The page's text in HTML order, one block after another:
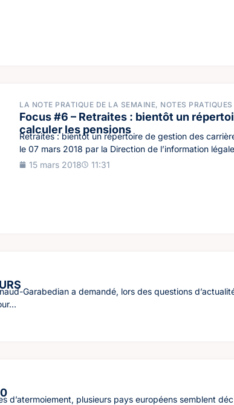
LA NOTE PRATIQUE DE LA SEMAINE, NOTES PRATIQUES
Focus #6 – Retraites : bientôt un
calculer les pensions
Retraites : bientôt un répertoire de gestion des
le 07 mars 2018 par la Direction de l’information
15 mars 2018
11:31
Garabedian a demandé, lors des questions
d’atermoiement, plusieurs pays européens semblent